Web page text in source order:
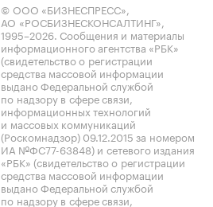
© ООО «БИЗНЕСПРЕСС»,
АО «РОСБИЗНЕСКОНСАЛТИНГ»,
1995–2026. Сообщения и материалы
информационного агентства «РБК»
(свидетельство о регистрации
средства массовой информации
выдано Федеральной службой
по надзору в сфере связи,
информационных технологий
и массовых коммуникаций
(Роскомнадзор) 09.12.2015 за номером
ИА №ФС77-63848) и сетевого издания
«РБК» (свидетельство о регистрации
средства массовой информации
выдано Федеральной службой
по надзору в сфере связи,